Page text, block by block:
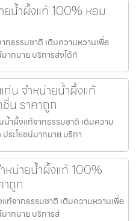
น้ำผึ้งแท้ 100% หอม
ธรรมชาติ เติมความหวานเพื่อ
ากมาย บริการส่งได้ทั
น จำหน่ายน้ำผึ้งแท้
น ราคาถูก
ำผึ้งแท้จากธรรมชาติ เติมความ
ระโยชน์มากมาย บริกา
หน่ายน้ำผึ้งแท้ 100%
ถูก
ท้จากธรรมชาติ เติมความหวานเพื่อ
ากมาย บริการส่